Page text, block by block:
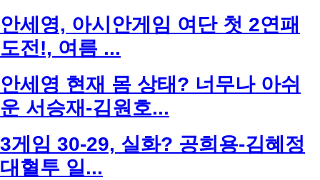
안세영, 아시안게임 여단 첫 2연패
도전!, 여름 ...
안세영 현재 몸 상태? 너무나 아쉬
운 서승재-김원호...
3게임 30-29, 실화? 공희용-김혜정
대혈투 일...